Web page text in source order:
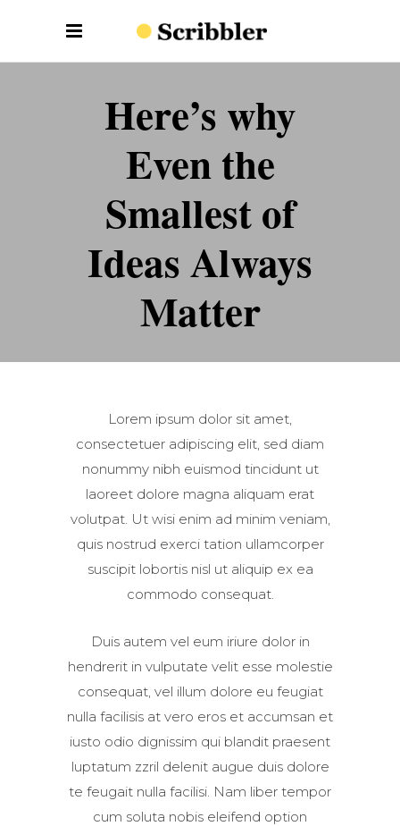
Here’s why
Even the
Smallest of
Ideas Always
Matter
Lorem ipsum dolor sit amet,
consectetuer adipiscing elit, sed diam
nonummy nibh euismod tincidunt ut
laoreet dolore magna aliquam erat
volutpat. Ut wisi enim ad minim veniam,
quis nostrud exerci tation ullamcorper
suscipit lobortis nisl ut aliquip ex ea
commodo consequat.
Duis autem vel eum iriure dolor in
hendrerit in vulputate velit esse molestie
consequat, vel illum dolore eu feugiat
nulla facilisis at vero eros et accumsan et
iusto odio dignissim qui blandit praesent
luptatum zzril delenit augue duis dolore
te feugait nulla facilisi. Nam liber tempor
cum soluta nobis eleifend option